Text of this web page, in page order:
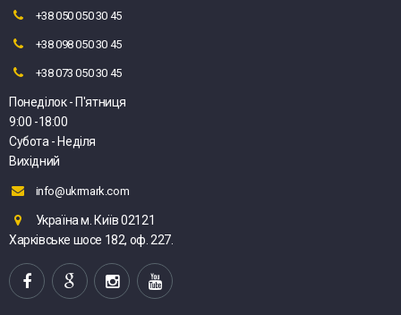
+38 050 050 30 45
+38 098 050 30 45
+38 073 050 30 45
Понеділок - П'ятниця
9:00 -18:00
Субота - Неділя
Вихідний
info@ukrmark.com
Україна м. Київ 02121
Харківське шосе 182, оф. 227.